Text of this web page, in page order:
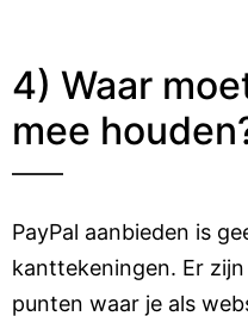
4) Waar
mee
PayPal aanbieden is
kanttekeningen. Er
punten waar je als